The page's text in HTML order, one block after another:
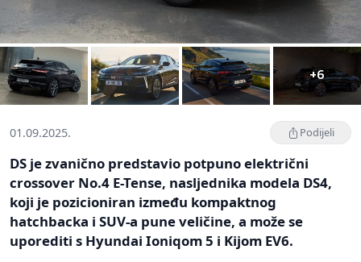
+6
01.09.2025. Podijeli
DS je zvanično predstavio potpuno električni
crossover No.4 E-Tense, nasljednika modela DS4,
koji je pozicioniran između kompaktnog
hatchbacka i SUV-a pune veličine, a može se
uporediti s Hyundai Ioniqom 5 i Kijom EV6.